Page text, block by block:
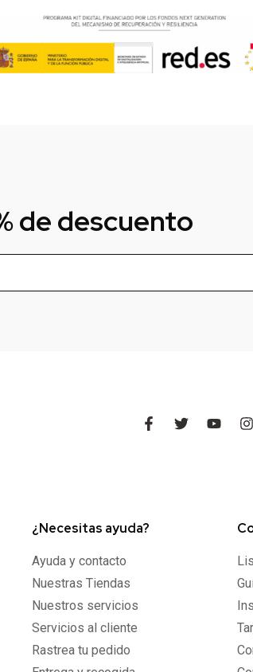
de descuento
¿Necesitas ayuda?
Ayuda y contacto
Nuestras Tiendas
Nuestros servicios
Servicios al cliente
Rastrea tu pedido